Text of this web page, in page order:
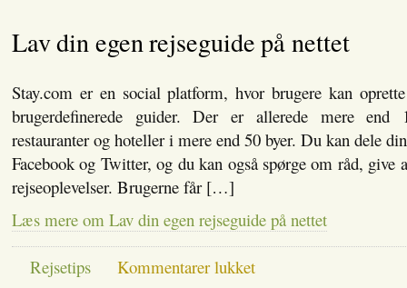
romantisk
dba.dk
Lav din egen rejseguide på nettet
Stay.com er en social platform, hvor brugere kan
brugerdefinerede guider. Der er allerede mere end
restauranter og hoteller i mere end 50 byer. Du kan dele
Facebook og Twitter, og du kan også spørge om råd, give
rejseoplevelser. Brugerne får […]
Læs mere om Lav din egen rejseguide på nettet
Rejsetips Kommentarer lukkettil
Lav